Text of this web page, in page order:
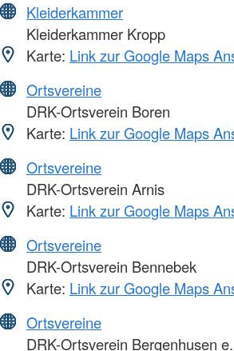
Kleiderkammer
Kleiderkammer Kropp
Karte: Link zur Google Maps
Ortsvereine
DRK-Ortsverein Boren
Karte: Link zur Google Maps
Ortsvereine
DRK-Ortsverein Arnis
Karte: Link zur Google Maps
Ortsvereine
DRK-Ortsverein Bennebek
Karte: Link zur Google Maps
Ortsvereine
DRK-Ortsverein Bergenhusen